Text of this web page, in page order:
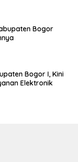
Bogor
Bogor I, Kini
Elektronik